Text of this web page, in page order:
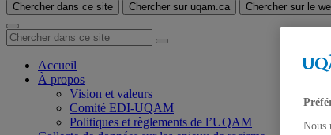
Chercher dans ce site Chercher sur uqam.ca Chercher sur le
Accueil
À propos
Vision et valeurs
Comité EDI-UQAM
Politiques et règlements de l’UQAM
Nous